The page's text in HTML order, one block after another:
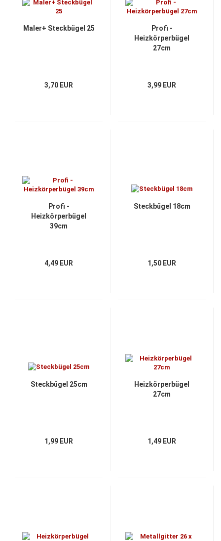
Maler+ Steckbügel 25
3,70 EUR
Profi -
Heizkörperbügel
27cm
3,99 EUR
Profi -
Heizkörperbügel
39cm
4,49 EUR
Steckbügel 18cm
1,50 EUR
Steckbügel 25cm
1,99 EUR
Heizkörperbügel
27cm
1,49 EUR